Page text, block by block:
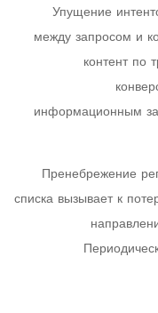
Упущение
между запросом и
контент по
информационным
Пренебрежение
списка вызывает к